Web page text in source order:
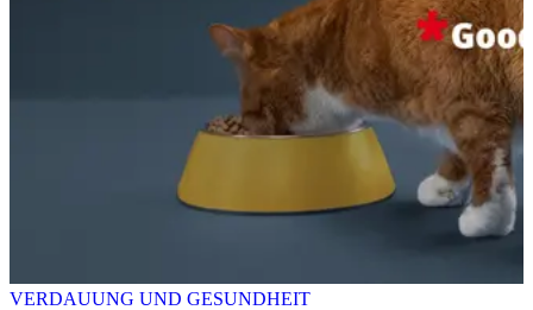
VERDAUUNG UND GESUNDHEIT